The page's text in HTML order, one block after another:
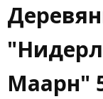
Маарн"